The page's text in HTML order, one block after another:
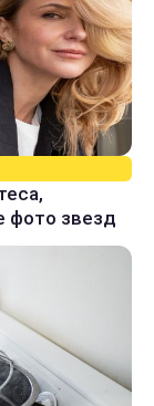
фото звезд